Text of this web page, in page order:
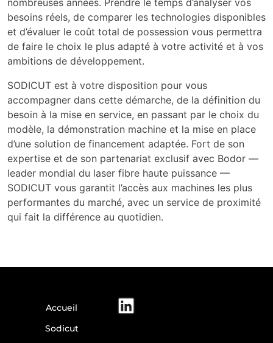
nombreuses années. Prendre le temps d’analyser vos
besoins réels, de comparer les technologies disponibles
et d’évaluer le coût total de possession vous permettra
de faire le choix le plus adapté à votre activité et à vos
ambitions de développement.
SODICUT est à votre disposition pour vous
accompagner dans cette démarche, de la définition du
besoin à la mise en service, en passant par le choix du
modèle, la démonstration machine et la mise en place
d’une solution de financement adaptée. Fort de son
expertise et de son partenariat exclusif avec Bodor —
leader mondial du laser fibre haute puissance —
SODICUT vous garantit l’accès aux machines les plus
performantes du marché, avec un service de proximité
qui fait la différence au quotidien.
Accueil
Sodicut